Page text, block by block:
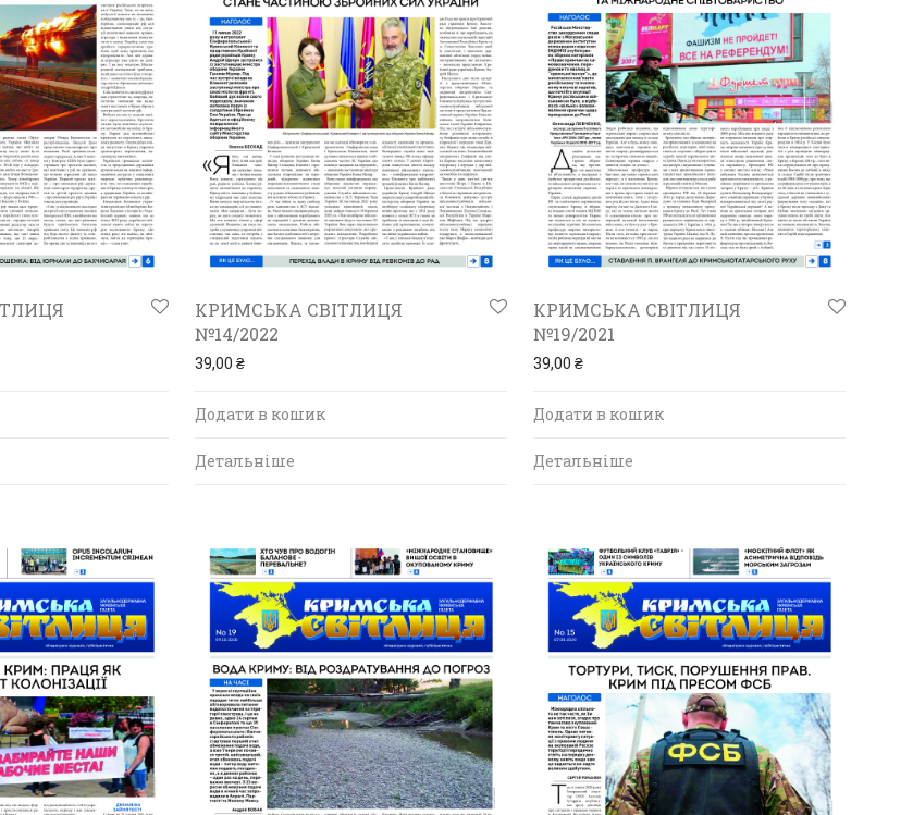
КРИМСЬКА СВІТЛИЦЯ
№14/2022
39,00 ₴
Додати в кошик
Детальніше
КРИМСЬКА СВІТЛИЦЯ
№19/2021
39,00 ₴
Додати в кошик
Детальніше